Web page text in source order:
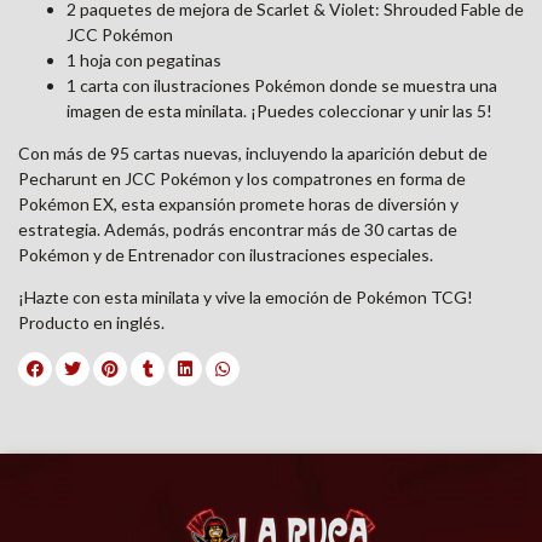
2 paquetes de mejora de Scarlet & Violet: Shrouded Fable de
JCC Pokémon
1 hoja con pegatinas
1 carta con ilustraciones Pokémon donde se muestra una
imagen de esta minilata. ¡Puedes coleccionar y unir las 5!
Con más de 95 cartas nuevas, incluyendo la aparición debut de
Pecharunt en JCC Pokémon y los compatrones en forma de
Pokémon EX, esta expansión promete horas de diversión y
estrategia. Además, podrás encontrar más de 30 cartas de
Pokémon y de Entrenador con ilustraciones especiales.
¡Hazte con esta minilata y vive la emoción de Pokémon TCG!
Producto en inglés.